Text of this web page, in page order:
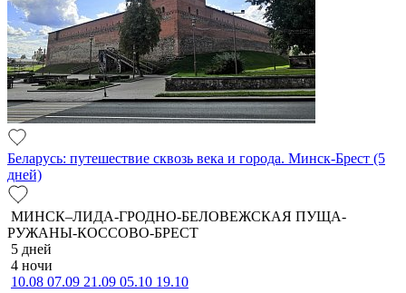
Беларусь: путешествие сквозь века и города. Минск-Брест (5
дней)
МИНСК–ЛИДА-ГРОДНО-БЕЛОВЕЖСКАЯ ПУЩА-
РУЖАНЫ-КОССОВО-БРЕСТ
5 дней
4 ночи
10.08 07.09 21.09 05.10 19.10